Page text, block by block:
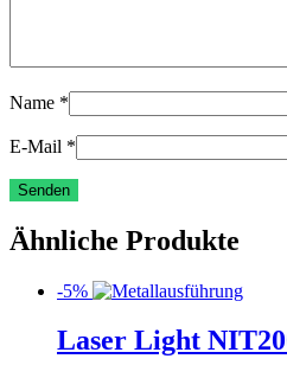
Name *
E-Mail *
Ähnliche Produkte
-5%
Laser Light